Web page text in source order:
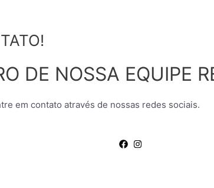
DE NOSSA EQUIPE
em contato através de nossas redes sociais.